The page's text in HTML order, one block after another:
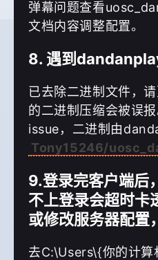
弹幕问题查看
文档内容调整配置。
8. 遇到
已去除二进制文件，
的二进制压缩会被误
issue，二进制由
Tony15246/
9.登录完客户端后
不上登录会超时卡
或修改服务器配置
去C:\Users\{你的计